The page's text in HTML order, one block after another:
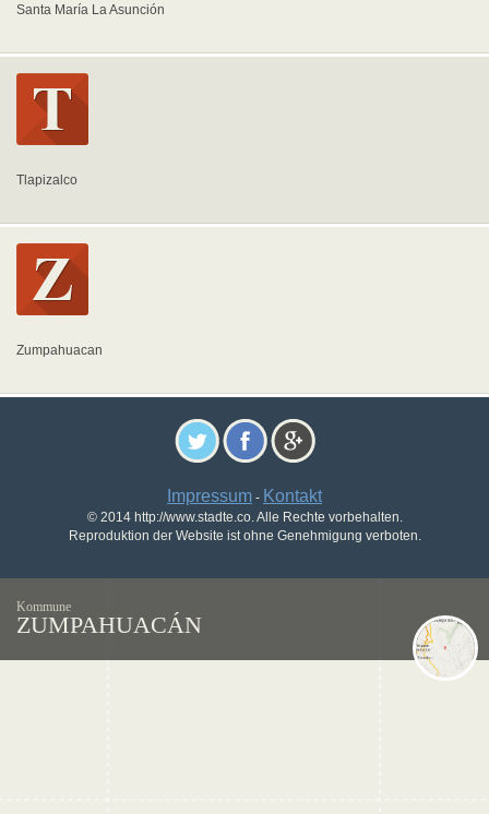
Santa María La Asunción
Tlapizalco
Zumpahuacan
Impressum - Kontakt
© 2014 http://www.stadte.co. Alle Rechte vorbehalten.
Reproduktion der Website ist ohne Genehmigung verboten.
Kommune
ZUMPAHUACÁN